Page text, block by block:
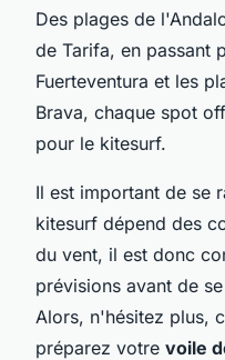
Des plages de
de Tarifa, en passant
Fuerteventura et les
Brava, chaque spot
pour le kitesurf.
Il est important de se
kitesurf dépend des
du vent, il est donc
prévisions avant de
Alors, n'hésitez plus,
préparez votre voile